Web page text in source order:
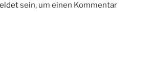
sein, um einen Kommentar